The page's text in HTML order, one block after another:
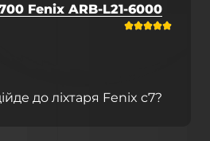
Fenix ARB-L21-6000
до ліхтаря Fenix c7?